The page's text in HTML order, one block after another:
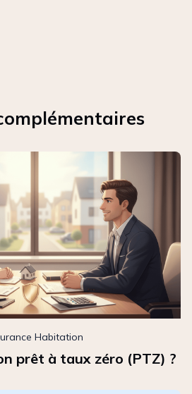
Habitation
prêt à taux zéro (PTZ) ?